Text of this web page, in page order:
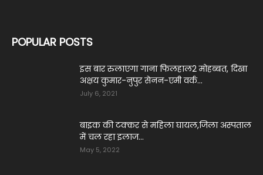
POPULAR POSTS
इस बार रुलाएगा गाना फिलहाल2 मोहब्बत, दिखा
अक्षय कुमार-नुपुर सेनन-एमी वर्क...
July 6, 2021
बाइक की टक्कर से महिला घायल,जिला अस्पताल
में चल रहा इलाज...
May 5, 2022